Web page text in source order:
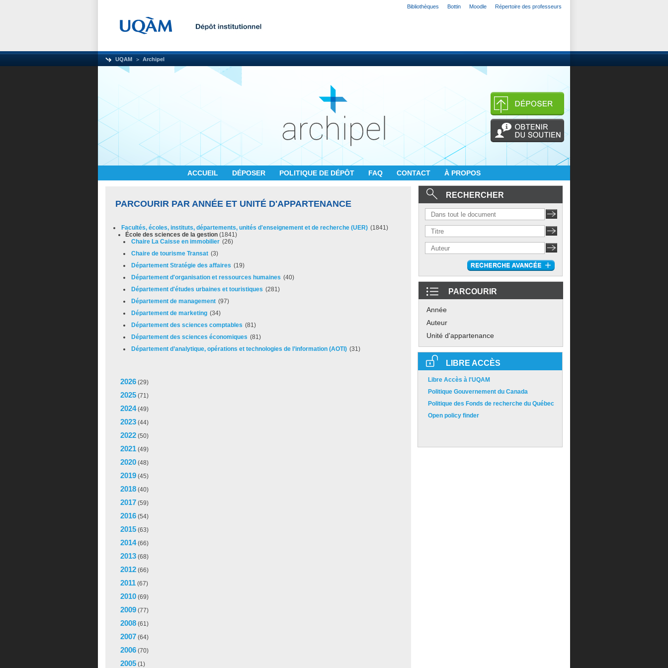
Bibliothèques Bottin Moodle Répertoire des professeurs
UQAM Archipel
ACCUEIL DÉPOSER POLITIQUE DE DÉPÔT FAQ CONTACT À PROPOS
PARCOURIR PAR ANNÉE ET UNITÉ D'APPARTENANCE
Facultés, écoles, instituts, départements, unités d'enseignement et de recherche (UER) (1841)
École des sciences de la gestion (1841)
Chaire La Caisse en immobilier (26)
Chaire de tourisme Transat (3)
Département Stratégie des affaires (19)
Département d'organisation et ressources humaines (40)
Département d'études urbaines et touristiques (281)
Département de management (97)
Département de marketing (34)
Département des sciences comptables (81)
Département des sciences économiques (81)
Département d’analytique, opérations et technologies de l’information (AOTI) (31)
2026 (29)
2025 (71)
2024(49)
2023 (44)
2022 (50)
2021 (49)
2020 (48)
2019 (45)
2018 (40)
2017 (59)
2016 (54)
2015 (63)
2014(66)
2013 (68)
2012 (66)
2011 (67)
2010 (69)
2009 (77)
2008 (61)
2007 (64)
2006 (70)
2005 (1)
RECHERCHER
PARCOURIR
Année
Auteur
Unité d'appartenance
LIBRE ACCÈS
Libre Accès à l'UQAM
Politique Gouvernement du Canada
Politique des Fonds de recherche du Québec
Open policy finder